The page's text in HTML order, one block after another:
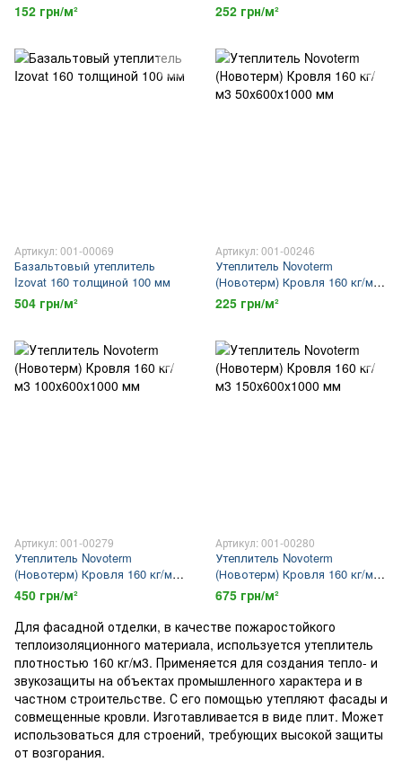
152 грн/м² 252 грн/м²
Артикул: 001-00069
Базальтовый утеплитель
Izovat 160 толщиной 100 мм
504 грн/м²
Артикул: 001-00246
Утеплитель Novoterm
(Новотерм) Кровля 160 кг/м3
50х600х1000 мм
225 грн/м²
Артикул: 001-00279
Утеплитель Novoterm
(Новотерм) Кровля 160 кг/м3
100х600х1000 мм
450 грн/м²
Артикул: 001-00280
Утеплитель Novoterm
(Новотерм) Кровля 160 кг/м3
150х600х1000 мм
675 грн/м²
Для фасадной отделки, в качестве пожаростойкого
теплоизоляционного материала, используется утеплитель
плотностью 160 кг/м3. Применяется для создания тепло- и
звукозащиты на объектах промышленного характера и в
частном строительстве. С его помощью утепляют фасады и
совмещенные кровли. Изготавливается в виде плит. Может
использоваться для строений, требующих высокой защиты
от возгорания.